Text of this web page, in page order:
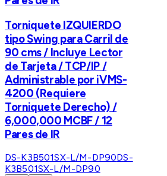
Torniquete IZQUIERDO
tipo Swing para Carril de
90 cms / Incluye Lector
de Tarjeta / TCP/IP /
Administrable por iVMS-
4200 (Requiere
Torniquete Derecho) /
6,000,000 MCBF / 12
Pares de IR
DS-K3B501SX-L/M-DP90DS-
K3B501SX-L/M-DP90